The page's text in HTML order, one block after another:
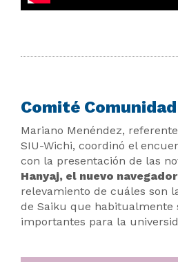
Comité
Mariano Menéndez,
SIU-Wichi, coordinó el
con la presentación de las
Hanyaj, el nuevo
relevamiento de cuáles son
de Saiku que habitualmente
importantes para la